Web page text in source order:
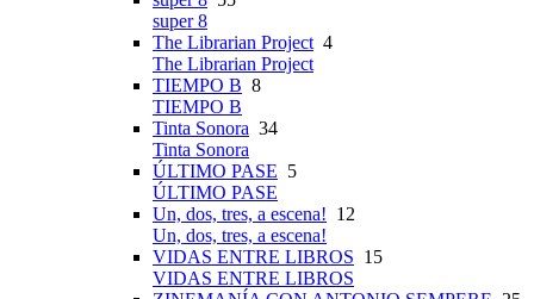
super 8
The Librarian Project4
The Librarian Project
TIEMPO B 8
TIEMPO B
Tinta Sonora 34
Tinta Sonora
ÚLTIMO PASE 5
ÚLTIMO PASE
Un, dos, tres, a escena! 12
Un, dos, tres, a escena!
VIDAS ENTRE LIBROS 15
VIDAS ENTRE LIBROS